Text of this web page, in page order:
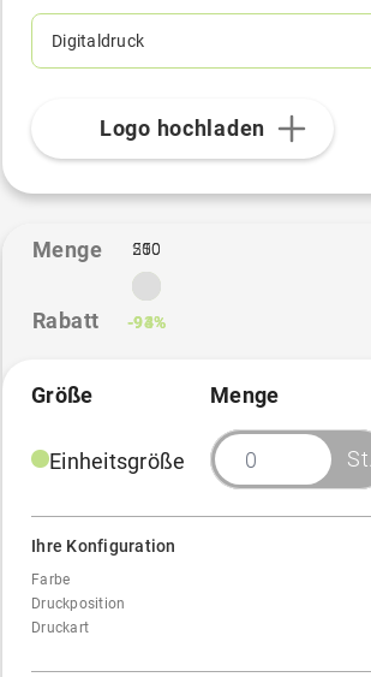
Digitaldruck
Logo hochladen
Menge
Rabatt
1
250
-93%
500
-94%
Größe Menge
Einheitsgröße St.
Ihre Konfiguration
Farbe
Druckposition
Druckart